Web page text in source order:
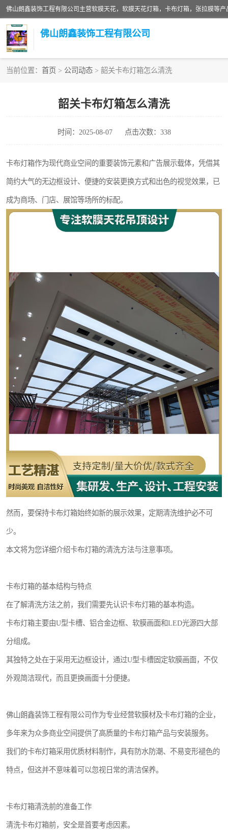
佛山朗鑫装饰工程有限公司
当前位置： 首页 > 公司动态 > 韶关卡布灯箱怎么清洗
韶关卡布灯箱怎么清洗
时间：2025-08-07 点击次数：338
卡布灯箱作为现代商业空间的重要装饰元素和广告展示载体，凭借其
简约大气的无边框设计、便捷的安装更换方式和出色的视觉效果，已
成为商场、门店、展馆等场所的标配。
然而，要保持卡布灯箱始终如新的展示效果，定期清洗维护必不可
少。
本文将为您详细介绍卡布灯箱的清洗方法与注意事项。
卡布灯箱的基本结构与特点
在了解清洗方法之前，我们需要先认识卡布灯箱的基本构造。
卡布灯箱主要由U型卡槽、铝合金边框、软膜画面和LED光源四大部
分组成。
其独特之处在于采用无边框设计，通过U型卡槽固定软膜画面，不仅
外观简洁现代，而且更换画面十分便捷。
佛山朗鑫装饰工程有限公司作为专业经营软膜材及卡布灯箱的企业，
多年来为众多商业空间提供了高质量的卡布灯箱产品与安装服务。
我们的卡布灯箱采用优质材料制作，具有防水防潮、不易变形褪色的
特点，但这并不意味着可以忽视日常的清洁保养。
卡布灯箱清洗前的准备工作
清洗卡布灯箱前，安全是首要考虑因素。